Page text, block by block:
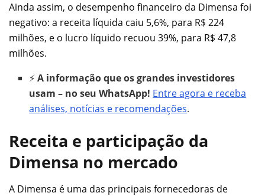
Ainda assim, o desempenho financeiro da Dimensa foi
negativo: a receita líquida caiu 5,6%, para R$ 224
milhões, e o lucro líquido recuou 39%, para R$ 47,8
milhões.
⚡A informação que os grandes investidores
usam – no seu WhatsApp! Entre agora e receba
análises, notícias e recomendações.
Receita e participação da
Dimensa no mercado
A Dimensa é uma das principais fornecedoras de